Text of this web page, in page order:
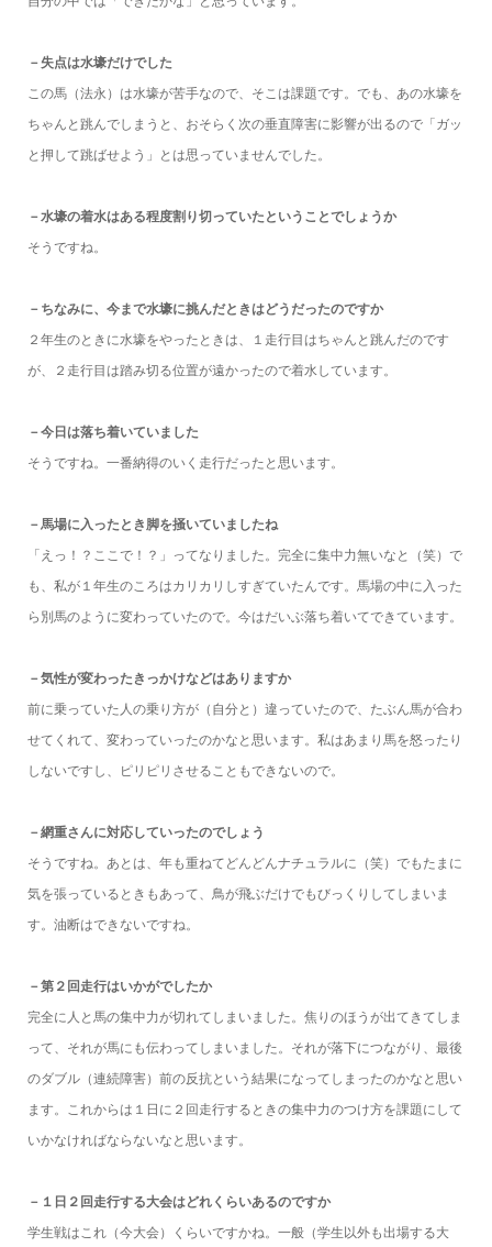
－失点は水壕だけでした
この馬（法永）は水壕が苦手なので、そこは課題です。でも、あの水壕を
ちゃんと跳んでしまうと、おそらく次の垂直障害に影響が出るので「ガッ
と押して跳ばせよう」とは思っていませんでした。
－水壕の着水はある程度割り切っていたということでしょうか
そうですね。
－ちなみに、今まで水壕に挑んだときはどうだったのですか
２年生のときに水壕をやったときは、１走行目はちゃんと跳んだのです
が、２走行目は踏み切る位置が遠かったので着水しています。
－今日は落ち着いていました
そうですね。一番納得のいく走行だったと思います。
－馬場に入ったとき脚を掻いていましたね
「えっ！？ここで！？」ってなりました。完全に集中力無いなと（笑）で
も、私が１年生のころはカリカリしすぎていたんです。馬場の中に入った
ら別馬のように変わっていたので。今はだいぶ落ち着いてできています。
－気性が変わったきっかけなどはありますか
前に乗っていた人の乗り方が（自分と）違っていたので、たぶん馬が合わ
せてくれて、変わっていったのかなと思います。私はあまり馬を怒ったり
しないですし、ピリピリさせることもできないので。
－網重さんに対応していったのでしょう
そうですね。あとは、年も重ねてどんどんナチュラルに（笑）でもたまに
気を張っているときもあって、鳥が飛ぶだけでもびっくりしてしまいま
す。油断はできないですね。
－第２回走行はいかがでしたか
完全に人と馬の集中力が切れてしまいました。焦りのほうが出てきてしま
って、それが馬にも伝わってしまいました。それが落下につながり、最後
のダブル（連続障害）前の反抗という結果になってしまったのかなと思い
ます。これからは１日に２回走行するときの集中力のつけ方を課題にして
いかなければならないなと思います。
－１日２回走行する大会はどれくらいあるのですか
学生戦はこれ（今大会）くらいですかね。一般（学生以外も出場する大